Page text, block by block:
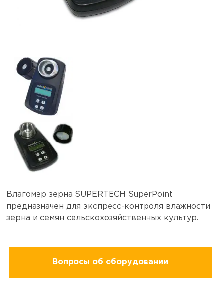
Влагомер зерна SUPERTECH SuperPoint
предназначен для экспресс-контроля влажности
зерна и семян сельскохозяйственных культур.
Вопросы об оборудовании